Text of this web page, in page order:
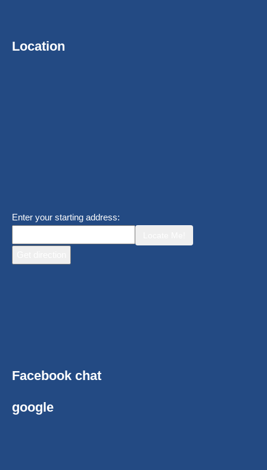
Location
Enter your starting address:
Facebook chat
google